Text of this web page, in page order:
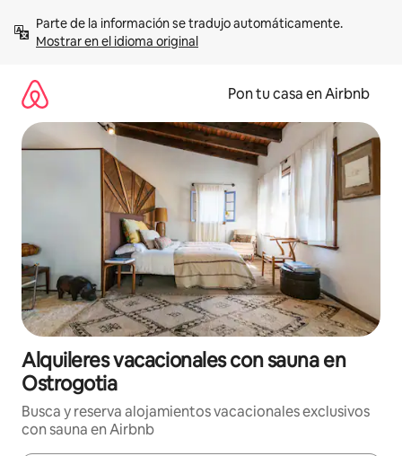
contenidoMostrar en el idioma original
Pon tu casa en Airbnb
Alquileres vacacionales con sauna en
Ostrogotia
Busca y reserva alojamientos vacacionales exclusivos
con sauna en Airbnb